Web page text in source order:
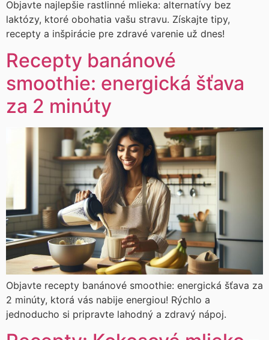
Objavte najlepšie rastlinné mlieka: alternatívy bez
laktózy, ktoré obohatia vašu stravu. Získajte tipy,
recepty a inšpirácie pre zdravé varenie už dnes!
Recepty banánové
smoothie: energická šťava
za 2 minúty
Objavte recepty banánové smoothie: energická šťava za
2 minúty, ktorá vás nabije energiou! Rýchlo a
jednoducho si pripravte lahodný a zdravý nápoj.